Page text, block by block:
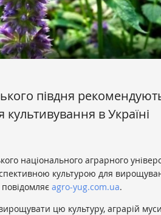
півдня
в Україні
національного аграрного
культурою для
agro-yug.com.ua.
цю культуру, аграрій